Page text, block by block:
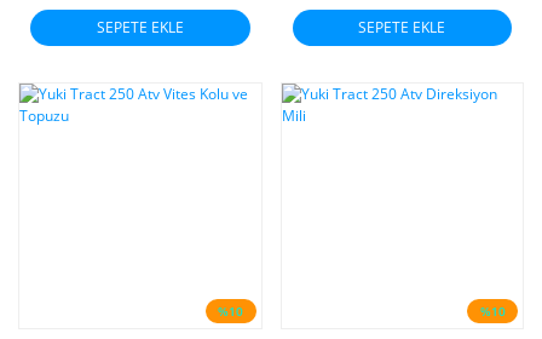
SEPETE EKLE
SEPETE EKLE
%10 %10